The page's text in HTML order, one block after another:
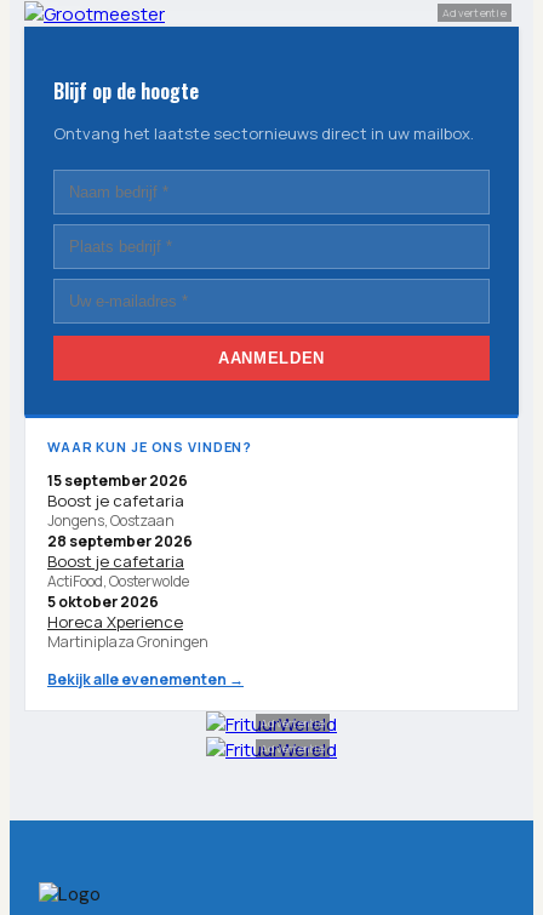
Advertentie
Blijf op de hoogte
Ontvang het laatste sectornieuws direct in uw mailbox.
AANMELDEN
WAAR KUN JE ONS VINDEN?
15 september 2026
Boost je cafetaria
Jongens, Oostzaan
28 september 2026
Boost je cafetaria
ActiFood, Oosterwolde
5 oktober 2026
Horeca Xperience
Martiniplaza Groningen
Bekijk alle evenementen →
Advertentie
Advertentie